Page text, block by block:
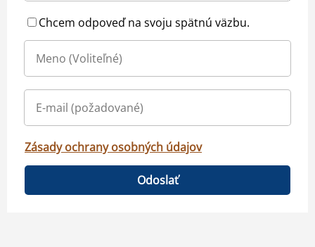
Chcem odpoveď na svoju spätnú väzbu.
Zásady ochrany osobných údajov
Odoslať